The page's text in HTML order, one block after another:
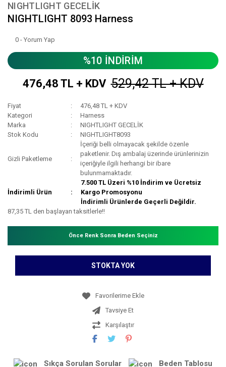
NIGHTLIGHT GECELİK
NIGHTLIGHT 8093 Harness
0 - Yorum Yap
%10 İNDİRİM
476,48 TL + KDV 529,42 TL + KDV
Fiyat
476,48 TL + KDV
Kategori
Harness
Marka
NIGHTLIGHT GECELİK
Stok Kodu
NIGHTLIGHT8093
Gizli Paketleme
İçeriği belli olmayacak şekilde özenle
paketlenir. Dış ambalaj üzerinde ürünlerinizin
içeriğiyle ilgili herhangi bir ibare
bulunmamaktadır.
İndirimli Ürün
7.500 TL Üzeri %10 İndirim ve Ücretsiz
Kargo Promosyonu
İndirimli Ürünlerde Geçerli Değildir.
87,35 TL den başlayan taksitlerle!!
Önce Renk Sonra Beden Seçiniz
STOKTA YOK
Tavsiye Et
Karşılaştır
Sıkça Sorulan Sorular Beden Tablosu